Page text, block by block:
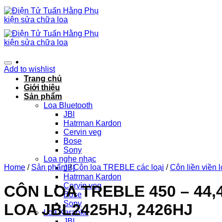
Chuyển
đến
nội
dung
Trang chủ
Giới thiệu
Sản phẩm
Loa Bluetooth
JBl
Hatrman Kardon
Cervin veg
Bose
Sony
Loa nghe nhạc
JBl
Hatrman Kardon
Cervin veg
Bose
Sony
Loa Karaoke
Add to wishlist
Home / Sản phẩm / Côn loa TREBLE các loại / Côn liền viền
CÔN LOA TREBLE 450 –
LOA JBL2425HJ, 2426HJ